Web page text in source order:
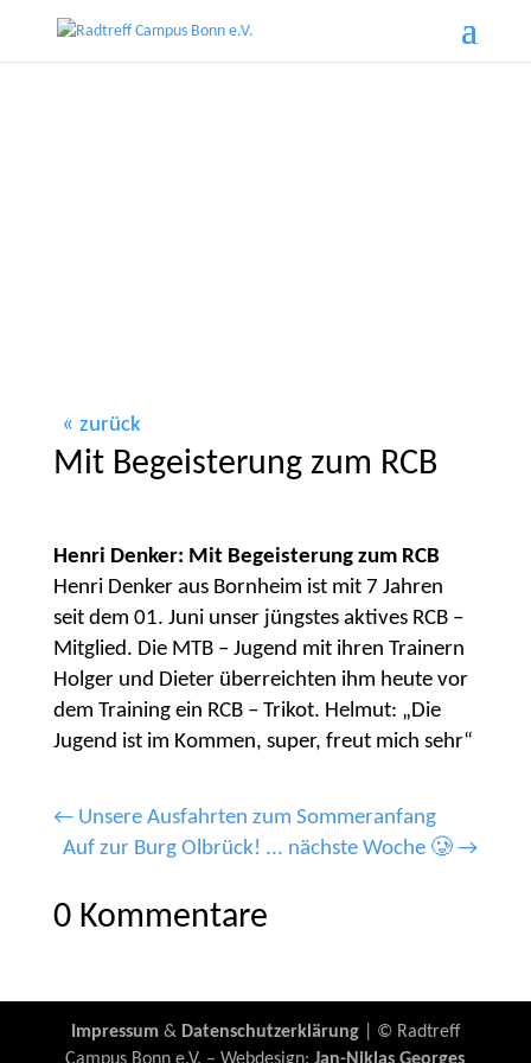
zurück
Mit Begeisterung zum RCB
Henri Denker: Mit Begeisterung zum RCB
Henri Denker aus Bornheim ist mit 7 Jahren
seit dem 01. Juni unser jüngstes aktives RCB –
Mitglied. Die MTB – Jugend mit ihren Trainern
Holger und Dieter überreichten ihm heute vor
dem Training ein RCB – Trikot. Helmut: „Die
Jugend ist im Kommen, super, freut mich sehr“
← Unsere Ausfahrten zum Sommeranfang
Auf zur Burg Olbrück! ... nächste Woche 🥲 →
0 Kommentare
Impressum& Datenschutzerklärung| © Radtreff
Campus Bonn e.V. – Webdesign:Jan-Niklas Georges